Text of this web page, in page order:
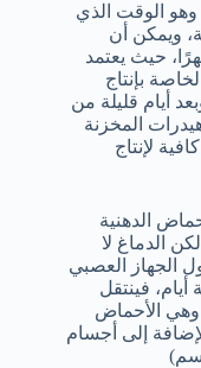
الكيتوني هي 2-3 أسابيع، وهو الوقت الذي
ويمكن أن
الغذائي الكيتوني لمدة 6-12 شهرًا، حيث يعتمد
بإنتاج
أيام قليلة من
المخزنة
لإنتاج
الدهنية
الدماغ لا
الجهاز العصبي
فينتقل
وهي الأحماض
إلى أجسام